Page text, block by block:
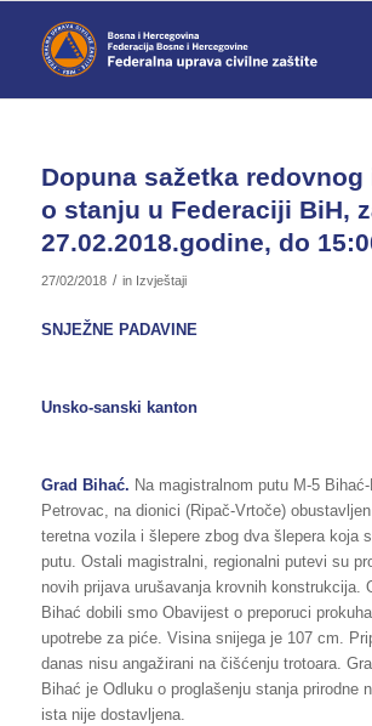
Dopuna sažetka
o stanju u Federaciji BiH,
27.02.2018.godine, do
27/02/2018 / in Izvještaji
SNJEŽNE PADAVINE
Unsko-sanski kanton
Grad Bihać. Na magistralnom putu M-5
Petrovac, na dionici (Ripač-Vrtoče)
teretna vozila i šlepere zbog dva šlepera koja
putu. Ostali magistralni, regionalni putevi su
novih prijava urušavanja krovnih konstrukcija.
Bihać dobili smo Obavijest o preporuci
upotrebe za piće. Visina snijega je 107 cm.
danas nisu angažirani na čišćenju trotoara.
Bihać je Odluku o proglašenju stanja prirodne
ista nije dostavljena.